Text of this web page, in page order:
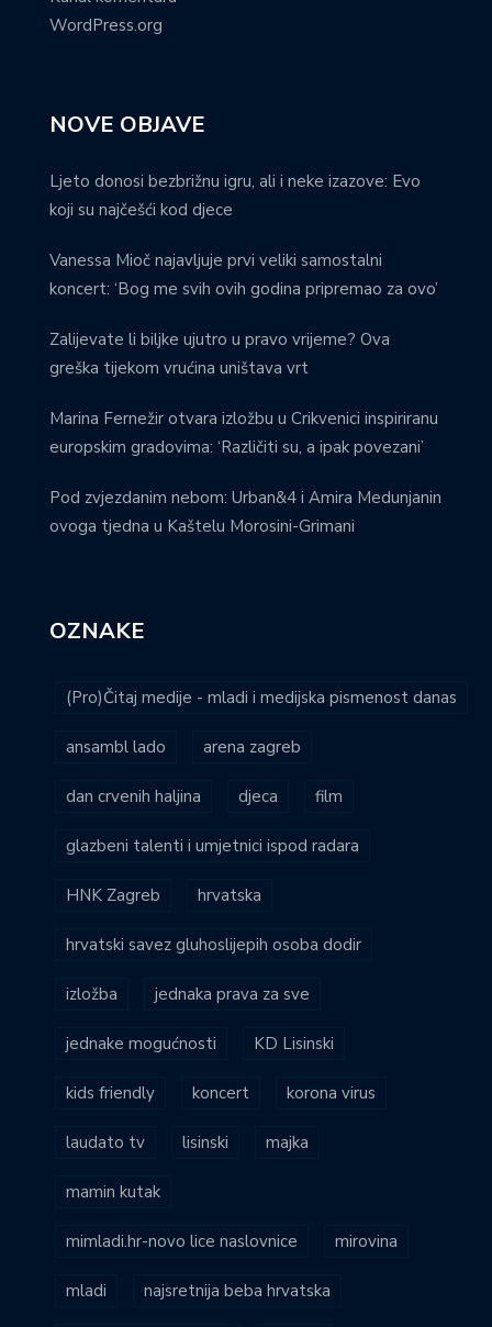
WordPress.org
NOVE OBJAVE
Ljeto donosi bezbrižnu igru, ali i neke izazove: Evo
koji su najčešći kod djece
Vanessa Mioč najavljuje prvi veliki samostalni
koncert: ‘Bog me svih ovih godina pripremao za ovo’
Zalijevate li biljke ujutro u pravo vrijeme? Ova
greška tijekom vrućina uništava vrt
Marina Fernežir otvara izložbu u Crikvenici inspiriranu
europskim gradovima: ‘Različiti su, a ipak povezani’
Pod zvjezdanim nebom: Urban&4 i Amira Medunjanin
ovoga tjedna u Kaštelu Morosini-Grimani
OZNAKE
(Pro)Čitaj medije - mladi i medijska pismenost danas
ansambl lado arena zagreb
dan crvenih haljina djeca film
glazbeni talenti i umjetnici ispod radara
HNK Zagreb hrvatska
hrvatski savez gluhoslijepih osoba dodir
izložba jednaka prava za sve
jednake mogućnosti KD Lisinski
kids friendly koncert korona virus
laudato tv lisinski majka
mamin kutak
mimladi.hr-novo lice naslovnice mirovina
mladi najsretnija beba hrvatska